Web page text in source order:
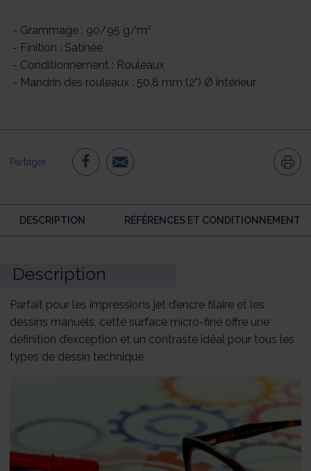
- Grammage : 90/95 g/m²
- Finition : Satinée
- Conditionnement : Rouleaux
- Mandrin des rouleaux : 50,8 mm (2") Ø intérieur
Partager
DESCRIPTION RÉFÉRENCES ET CONDITIONNEMENT
Description
Parfait pour les impressions jet d’encre filaire et les
dessins manuels, cette surface micro-fine offre une
définition d’exception et un contraste idéal pour tous les
types de dessin technique.